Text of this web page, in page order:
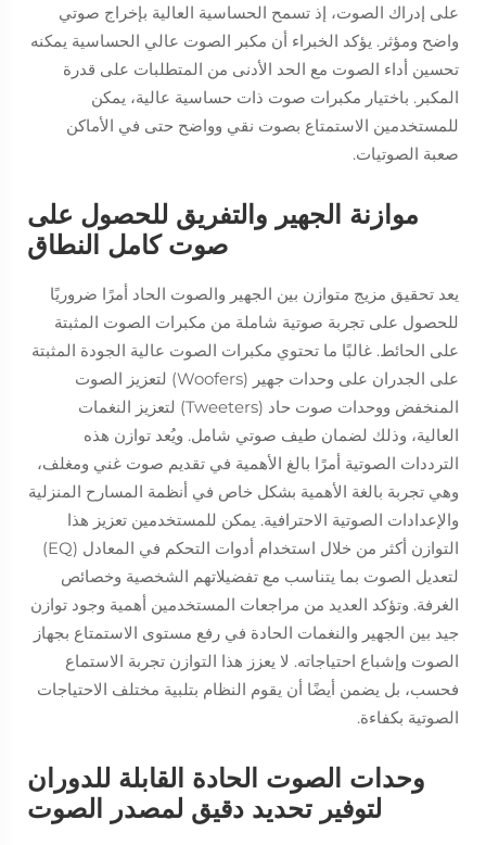
على إدراك الصوت، إذ تسمح الحساسية العالية بإخراج صوتي
واضح ومؤثر. يؤكد الخبراء أن مكبر الصوت عالي الحساسية يمكنه
تحسين أداء الصوت مع الحد الأدنى من المتطلبات على قدرة
المكبر. باختيار مكبرات صوت ذات حساسية عالية، يمكن
للمستخدمين الاستمتاع بصوت نقي وواضح حتى في الأماكن
صعبة الصوتيات.
موازنة الجهير والتفريق للحصول على
صوت كامل النطاق
يعد تحقيق مزيج متوازن بين الجهير والصوت الحاد أمرًا ضروريًا
للحصول على تجربة صوتية شاملة من مكبرات الصوت المثبتة
على الحائط. غالبًا ما تحتوي مكبرات الصوت عالية الجودة المثبتة
على الجدران على وحدات جهير (Woofers) لتعزيز الصوت
المنخفض ووحدات صوت حاد (Tweeters) لتعزيز النغمات
العالية، وذلك لضمان طيف صوتي شامل. ويُعد توازن هذه
الترددات الصوتية أمرًا بالغ الأهمية في تقديم صوت غني ومغلف،
وهي تجربة بالغة الأهمية بشكل خاص في أنظمة المسارح المنزلية
والإعدادات الصوتية الاحترافية. يمكن للمستخدمين تعزيز هذا
التوازن أكثر من خلال استخدام أدوات التحكم في المعادل (EQ)
لتعديل الصوت بما يتناسب مع تفضيلاتهم الشخصية وخصائص
الغرفة. وتؤكد العديد من مراجعات المستخدمين أهمية وجود توازن
جيد بين الجهير والنغمات الحادة في رفع مستوى الاستمتاع بجهاز
الصوت وإشباع احتياجاته. لا يعزز هذا التوازن تجربة الاستماع
فحسب، بل يضمن أيضًا أن يقوم النظام بتلبية مختلف الاحتياجات
الصوتية بكفاءة.
وحدات الصوت الحادة القابلة للدوران
لتوفير تحديد دقيق لمصدر الصوت